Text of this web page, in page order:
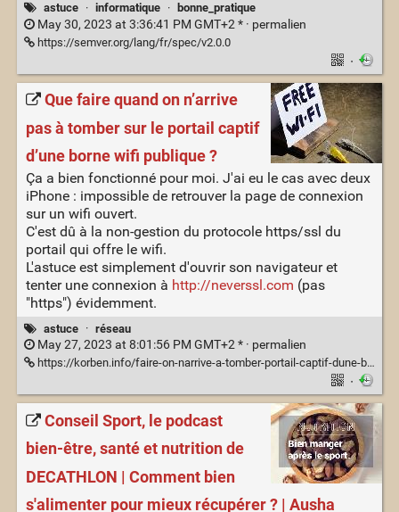
astuce · informatique · bonne_pratique
May 30, 2023 at 3:36:41 PM GMT+2 * · permalien
https://semver.org/lang/fr/spec/v2.0.0
·
Que faire quand on n’arrive
pas à tomber sur le portail captif
d’une borne wifi publique ?
Ça a bien fonctionné pour moi. J'ai eu le cas avec deux
iPhone : impossible de retrouver la page de connexion
sur un wifi ouvert.
C'est dû à la non-gestion du protocole https/ssl du
portail qui offre le wifi.
L'astuce est simplement d'ouvrir son navigateur et
tenter une connexion à http://neverssl.com (pas
"https") évidemment.
astuce · réseau
May 27, 2023 at 8:01:56 PM GMT+2 * · permalien
https://korben.info/faire-on-narrive-a-tomber-portail-captif-dune-borne-wifi-publique.html
·
Conseil Sport, le podcast
bien-être, santé et nutrition de
DECATHLON | Comment bien
s'alimenter pour mieux récupérer ? | Ausha